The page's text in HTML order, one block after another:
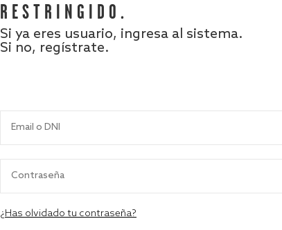
RESTRINGIDO.
Si ya eres usuario, ingresa al sistema.
Si no, regístrate.
¿Has olvidado tu contraseña?